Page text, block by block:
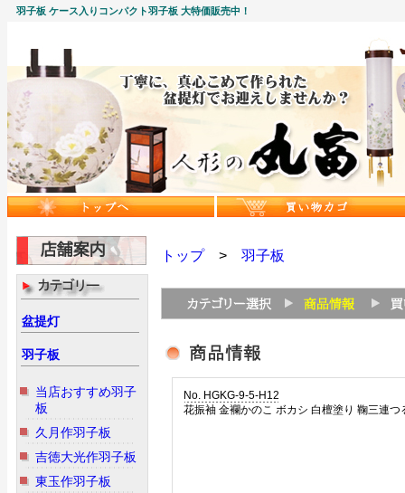
羽子板 ケース入りコンパクト羽子板 大特価販売中！
盆提灯
羽子板
当店おすすめ羽子
板
久月作羽子板
吉徳大光作羽子板
東玉作羽子板
トップ> 羽子板
No. HGKG-9-5-H12
花振袖 金襴かのこ ボカシ 白檀塗り 鞠三連